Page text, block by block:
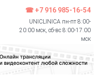
☎ +7 916 985-16-54
UNICLINICA пн-пт 8:00-
20:00 мск, сб-вс 8:00-17:00
мск